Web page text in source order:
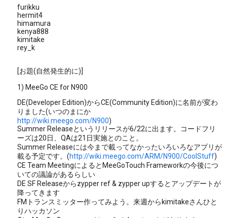
furikku
hermit4
himamura
kenya888
kimitake
rey_k
[お題(自然発生的に)]
1) MeeGo CE for N900
DE(Developer Edition)からCE(Community Edition)に名前が変わ
りました(いつのまにか
http://wiki.meego.com/N900)
Summer Releaseというリリースが6/22に出ます。コードフリ
ーズは20日、QAは21日実施とのこと。
Summer Releaseには今まで載ってなかったいろいろなアプリが
載る予定です。(http://wiki.meego.com/ARM/N900/CoolStuff)
CE Team MeetingによるとMeeGoTouch Frameworkの今後につ
いての議論があるらしい
DE SF Releaseからzypper ref & zypper upするとアップデートが
降ってきます
FMトランスミッター作ってみよう。来週からkimitakeさんひと
りハッカソン